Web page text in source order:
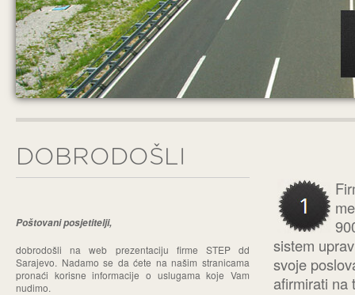
DOBRODOŠLI
Poštovani posjetitelji,
dobrodošli na web prezentaciju firme STEP dd
Sarajevo. Nadamo se da ćete na našim stranicama
pronaći korisne informacije o uslugama koje Vam
nudimo.
sistem
svoje
afirmirati na